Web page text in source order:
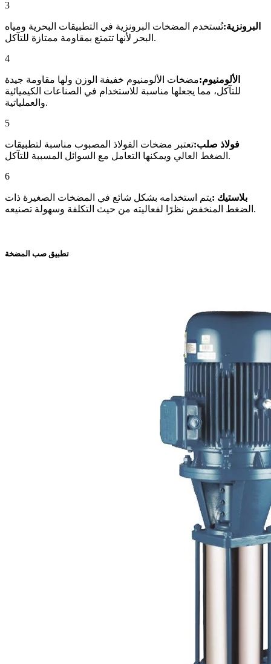
3
البرونزية:تُستخدم المضخات البرونزية في التطبيقات البحرية ومياه
البحر لأنها تتمتع بمقاومة ممتازة للتآكل.
4
الألومنيوم:مضخات الألومنيوم خفيفة الوزن ولها مقاومة جيدة
للتآكل، مما يجعلها مناسبة للاستخدام في الصناعات الكيميائية
والعملياتية.
5
فولاذ صلب:تعتبر مضخات الفولاذ المصبوب مناسبة لتطبيقات
الضغط العالي ويمكنها التعامل مع السوائل المسببة للتآكل.
6
بلاستيك :يتم استخدامه بشكل شائع في المضخات الصغيرة ذات
الضغط المنخفض نظرًا لفعاليته من حيث التكلفة وسهولة تصنيعه.
تطبيق صب المضخة